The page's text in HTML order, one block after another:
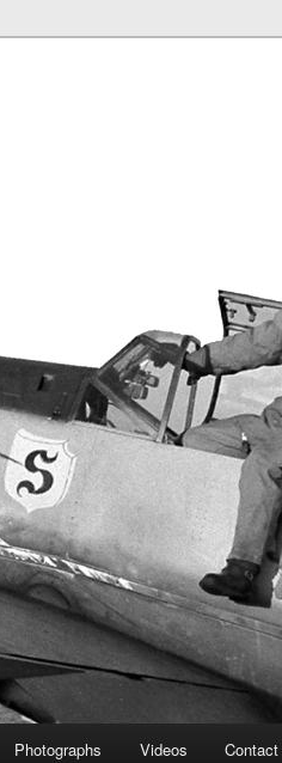
Photographs Videos